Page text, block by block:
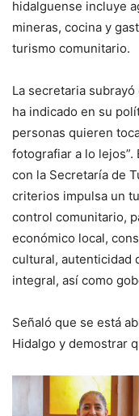
hidalguense incluye
mineras, cocina y
turismo comunitario.
La secretaria
ha indicado en su
personas quieren
fotografiar a lo lejos”.
con la Secretaría de
criterios impulsa un
control comunitario,
económico local,
cultural, autenticidad
integral, así como
Señaló que se está
Hidalgo y demostrar